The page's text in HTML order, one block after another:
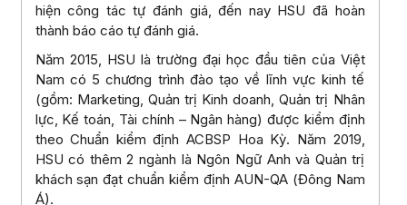
hiện công tác tự đánh giá, đến nay HSU đã hoàn
thành báo cáo tự đánh giá.
Năm 2015, HSU là trường đại học đầu tiên của Việt
Nam có 5 chương trình đào tạo về lĩnh vực kinh tế
(gồm: Marketing, Quản trị Kinh doanh, Quản trị Nhân
lực, Kế toán, Tài chính – Ngân hàng) được kiểm định
theo Chuẩn kiểm định ACBSP Hoa Kỳ. Năm 2019,
HSU có thêm 2 ngành là Ngôn Ngữ Anh và Quản trị
khách sạn đạt chuẩn kiểm định AUN-QA (Đông Nam
Á).